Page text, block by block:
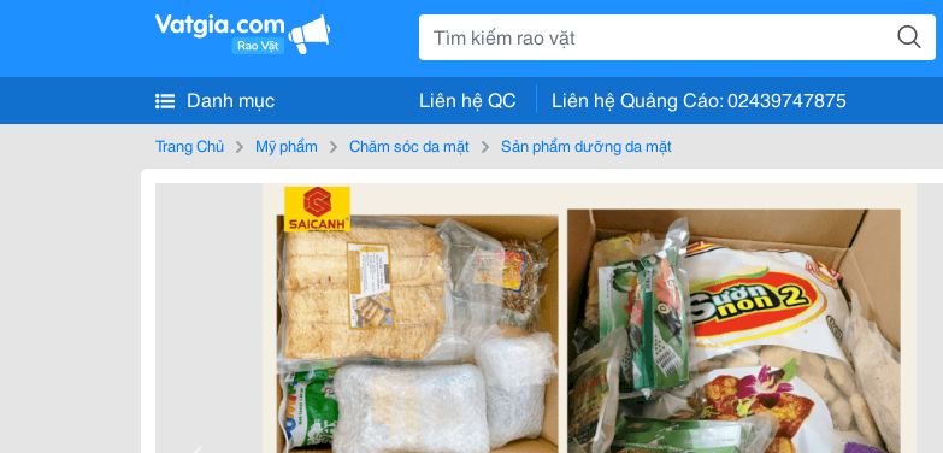
Danh mục Liên hệ QC Liên hệ Quảng Cáo: 02439747875
Trang Chủ Mỹ phẩm Chăm sóc da mặt Sản phẩm dưỡng da mặt